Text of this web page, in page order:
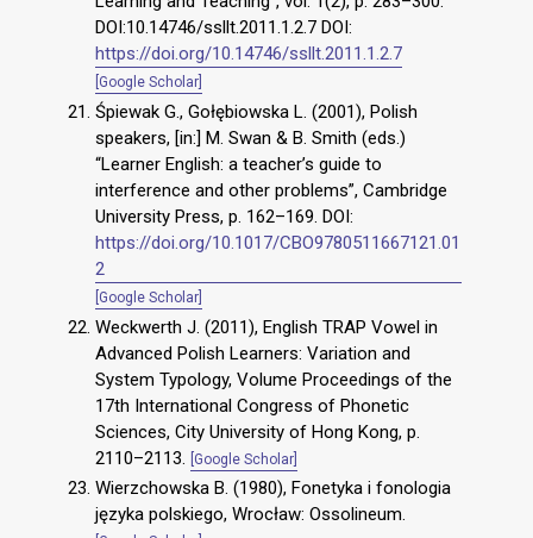
DOI:10.14746/ssllt.2011.1.2.7 DOI:
https://doi.org/10.14746/ssllt.2011.1.2.7
[Google Scholar]
Śpiewak G., Gołębiowska L. (2001), Polish
speakers, [in:] M. Swan & B. Smith (eds.)
“Learner English: a teacher’s guide to
interference and other problems”, Cambridge
University Press, p. 162–169. DOI:
https://doi.org/10.1017/CBO9780511667121.01
2
[Google Scholar]
Weckwerth J. (2011), English TRAP Vowel in
Advanced Polish Learners: Variation and
System Typology, Volume Proceedings of the
17th International Congress of Phonetic
Sciences, City University of Hong Kong, p.
2110–2113.
[Google Scholar]
Wierzchowska B. (1980), Fonetyka i fonologia
języka polskiego, Wrocław: Ossolineum.